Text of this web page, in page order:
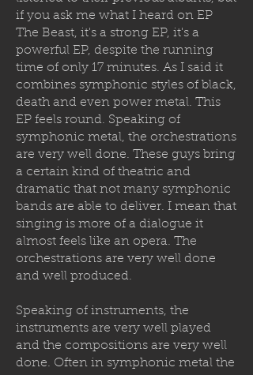
if you ask me what I heard on EP
The Beast, it's a strong EP, it's a
powerful EP, despite the running
time of only 17 minutes. As I said it
combines symphonic styles of black,
death and even power metal. This
EP feels round. Speaking of
symphonic metal, the orchestrations
are very well done. These guys bring
a certain kind of theatric and
dramatic that not many symphonic
bands are able to deliver. I mean that
singing is more of a dialogue it
almost feels like an opera. The
orchestrations are very well done
and well produced.
Speaking of instruments, the
instruments are very well played
and the compositions are very well
done. Often in symphonic metal the